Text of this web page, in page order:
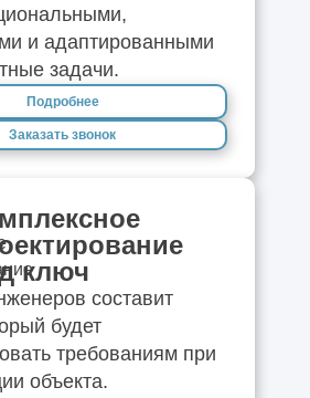
и адаптированными
задачи.
Подробнее
Заказать звонок
ключ
составит
будет
требованиям при
объекта.